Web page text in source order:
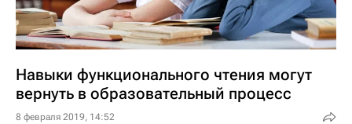
Навыки функционального чтения могут
вернуть в образовательный процесс
8 февраля 2019, 14:52